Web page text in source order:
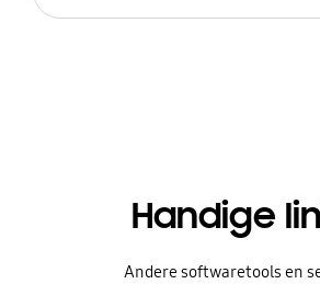
Handige
Andere softwaretools en